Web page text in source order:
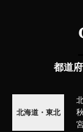
都道
北海道・東北